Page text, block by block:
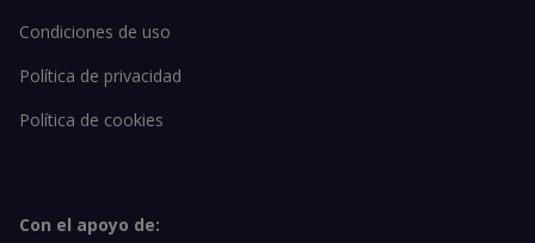
Condiciones de uso
Política de privacidad
Política de cookies
Con el apoyo de: